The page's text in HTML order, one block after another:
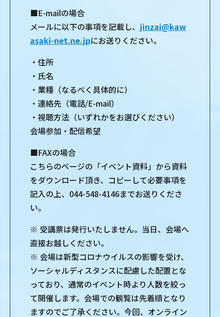
■E-mailの場合
メールに以下の事項を記載し、 jinzai@kaw
asaki-net.ne.jpにお送りください。
・住所
・氏名
・業種（なるべく具体的に）
・連絡先（電話/E-mail）
・視聴方法（いずれかをお選びください）
会場参加・配信希望
■FAXの場合
こちらのページの「イベント資料」から資料
をダウンロード頂き、コピーして必要事項を
記入の上、044-548-4146までお送りくださ
い。
※ 受講票は発行いたしません。当日、会場へ
直接お越しください。
※ 会場は新型コロナウイルスの影響を受け、
ソーシャルディスタンスに配慮した配置とな
っており、通常のイベント時より人数を絞っ
て開催します。会場での観覧は先着順となり
ますのでご了承ください。今回、オンライン